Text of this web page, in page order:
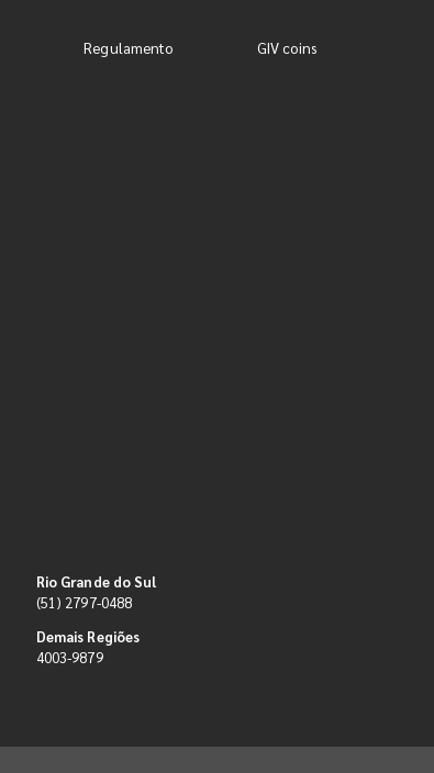
Regulamento
GIV coins
Rio Grande do Sul
(51) 2797-0488
Demais Regiões
4003-9879